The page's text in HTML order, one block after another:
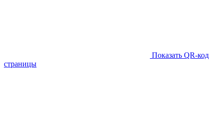
Показать QR-код
страницы